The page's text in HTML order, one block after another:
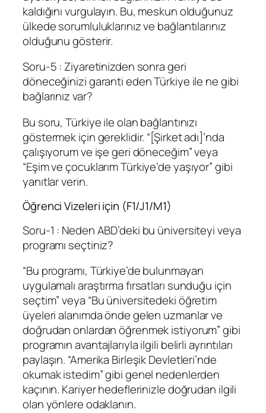
kaldığını vurgulayın. Bu, meskun olduğunuz
ülkede sorumluluklarınız ve bağlantılarınız
olduğunu gösterir.
Soru-5 : Ziyaretinizden sonra geri
döneceğinizi garanti eden Türkiye ile ne gibi
bağlarınız var?
Bu soru, Türkiye ile olan bağlantınızı
göstermek için gereklidir. “[Şirket adı]’nda
çalışıyorum ve işe geri döneceğim” veya
“Eşim ve çocuklarım Türkiye’de yaşıyor” gibi
yanıtlar verin.
Öğrenci Vizeleri için (F1/J1/M1)
Soru-1 : Neden ABD’deki bu üniversiteyi veya
programı seçtiniz?
“Bu programı, Türkiye’de bulunmayan
uygulamalı araştırma fırsatları sunduğu için
seçtim” veya “Bu üniversitedeki öğretim
üyeleri alanımda önde gelen uzmanlar ve
doğrudan onlardan öğrenmek istiyorum” gibi
programın avantajlarıyla ilgili belirli ayrıntıları
paylaşın. “Amerika Birleşik Devletleri’nde
okumak istedim” gibi genel nedenlerden
kaçının. Kariyer hedeflerinizle doğrudan ilgili
olan yönlere odaklanın.